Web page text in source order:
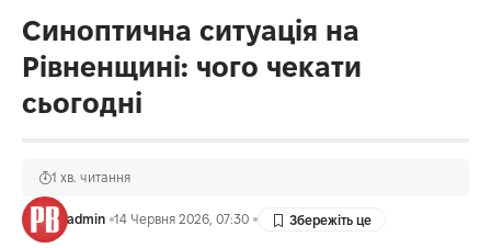
Синоптична ситуація на
Рівненщині: чого чекати
сьогодні
admin 14 Червня 2026, 07:30
1 хв. читання